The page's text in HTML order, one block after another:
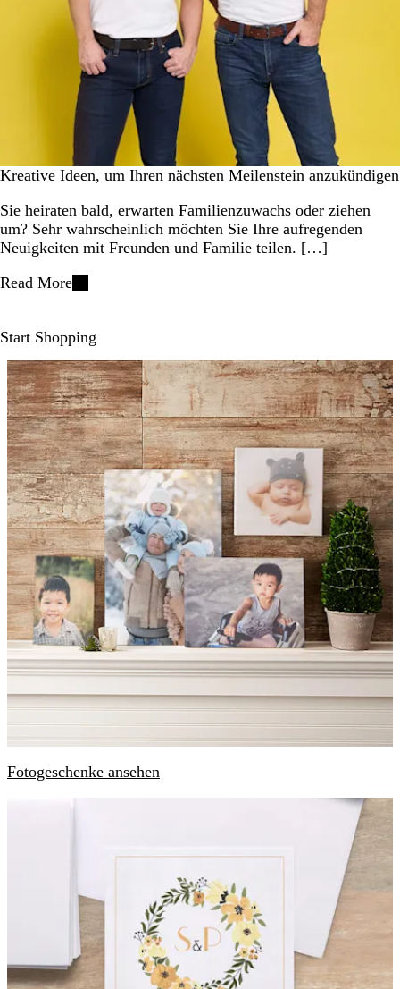
Kreative Ideen, um Ihren nächsten Meilenstein anzukündigen
Sie heiraten bald, erwarten Familienzuwachs oder ziehen
um? Sehr wahrscheinlich möchten Sie Ihre aufregenden
Neuigkeiten mit Freunden und Familie teilen. […]
Read More
Start Shopping
Fotogeschenke ansehen